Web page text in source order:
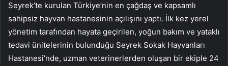
Seyrek’te kurulan Türkiye’nin en çağdaş ve kapsamlı
sahipsiz hayvan hastanesinin açılışını yaptı. İlk kez yerel
yönetim tarafından hayata geçirilen, yoğun bakım ve yataklı
tedavi ünitelerinin bulunduğu Seyrek Sokak Hayvanları
Hastanesi’nde, uzman veterinerlerden oluşan bir ekiple 24